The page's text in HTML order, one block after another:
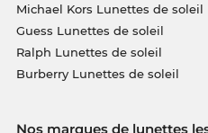
Michael Kors Lunettes de soleil
Guess Lunettes de soleil
Ralph Lunettes de soleil
Burberry Lunettes de soleil
Nos marques de lunettes